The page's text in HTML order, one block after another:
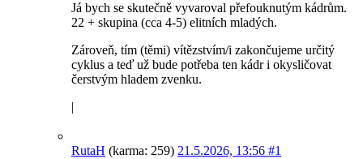
Já bych se skutečně vyvaroval přefouknutým kádrům.
22 + skupina (cca 4-5) elitních mladých.
Zároveň, tím (těmi) vítězstvím/i zakončujeme určitý
cyklus a teď už bude potřeba ten kádr i okysličovat
čerstvým hladem zvenku.
|
RutaH (karma: 259) 21.5.2026, 13:56 #1